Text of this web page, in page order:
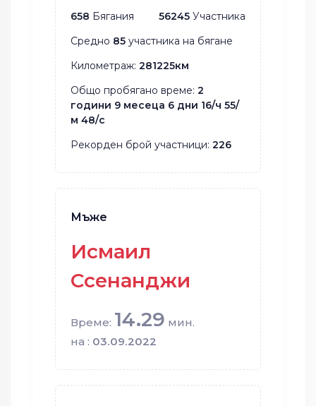
658 Бягания 56245 Участника
Средно 85 участника на бягане
Километраж: 281225км
Общо пробягано време: 2
години 9 месеца 6 дни 16/ч 55/
м 48/с
Рекорден брой участници: 226
Мъже
Исмаил
Ссенанджи
Време: 14.29 мин.
на : 03.09.2022